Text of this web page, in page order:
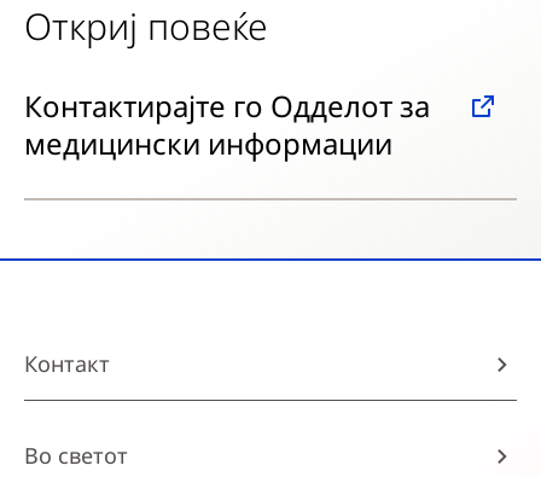
Откриј повеќе
Контактирајте го Одделот за
медицински информации
Контакт
Во светот